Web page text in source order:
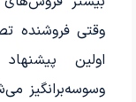
وقتی فروشنده
وسوسه‌برانگیز